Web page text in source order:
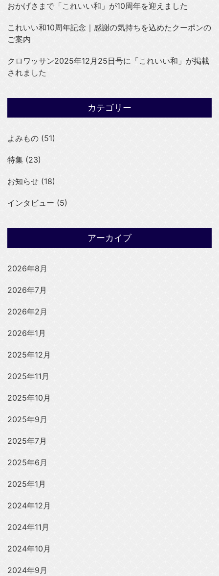
おかげさまで「これいい和」が10周年を迎えました
これいい和10周年記念｜感謝の気持ちを込めたクーポンの
ご案内
クロワッサン2025年12月25日号に「これいい和」が掲載
されました
カテゴリー
よみもの (51)
特集 (23)
お知らせ (18)
インタビュー (5)
アーカイブ
2026年8月
2026年7月
2026年2月
2026年1月
2025年12月
2025年11月
2025年10月
2025年9月
2025年7月
2025年6月
2025年1月
2024年12月
2024年11月
2024年10月
2024年9月